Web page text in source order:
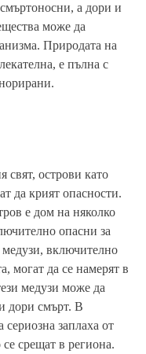
а дори и
може да
Природата на
е пълна с
свят, острови като
да крият опасности.
е дом на няколко
опасни за
включително
могат да се намерят в
медузи може да
дори смърт. В
заплаха от
срещат в региона.